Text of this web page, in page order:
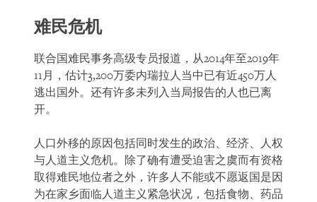
难民危机
联合国难民事务高级专员报道，从2014年至2019年
11月，估计3,200万委内瑞拉人当中已有近450万人
逃出国外。还有许多未列入当局报告的人也已离
开。
人口外移的原因包括同时发生的政治、经济、人权
与人道主义危机。除了确有遭受迫害之虞而有资格
取得难民地位者之外，许多人不能或不愿返国是因
为在家乡面临人道主义紧急状况，包括食物、药品